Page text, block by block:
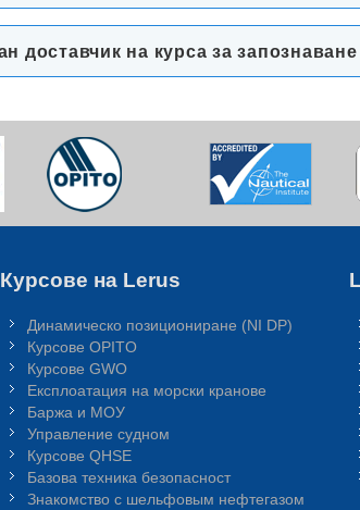
доставчик на курса за
Курсове на Lerus
Динамическо позициониране (NI DP)
Курсове OPITO
Курсове GWO
Експлоатация на морски кранове
Баржа и МОУ
Управление судном
Курсове QHSE
Базова техника безопасност
Знакомство с шельфовым нефтегазом